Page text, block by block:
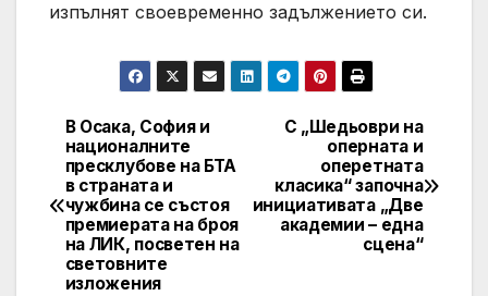
изпълнят своевременно задължението си.
Post
navigation
С „Шедьоври на
оперната и
оперетната
класика“ започна
инициативата „Две
академии – една
сцена“
В Осака, София и
националните
пресклубове на БТА
в страната и
чужбина се състоя
премиерата на броя
на ЛИК, посветен на
световните
изложения